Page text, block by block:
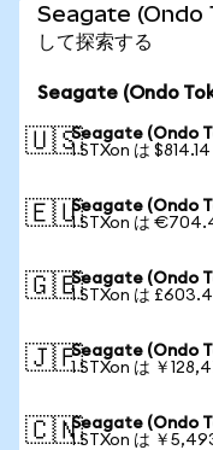
Seagate (Ondo
して探索する
Seagate (Ondo
🇺🇸Seagate (Ondo
1 STXon は
🇪🇺Seagate (Ondo
1 STXon は
🇬🇧Seagate (Ondo
1 STXon は
🇯🇵Seagate (Ondo
1 STXon は ￥
🇨🇳Seagate (Ondo
1 STXon は ￥